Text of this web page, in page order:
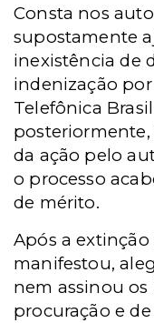
Consta nos
supostamente
inexistência de
indenização
Telefônica Brasil
posteriormente,
da ação pelo
o processo
de mérito.
Após a
manifestou,
nem assinou
procuração e